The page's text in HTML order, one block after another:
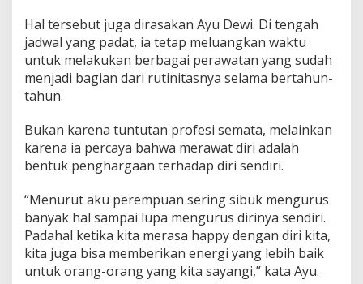
Hal tersebut juga dirasakan Ayu Dewi. Di tengah
jadwal yang padat, ia tetap meluangkan waktu
untuk melakukan berbagai perawatan yang sudah
menjadi bagian dari rutinitasnya selama bertahun-
tahun.
Bukan karena tuntutan profesi semata, melainkan
karena ia percaya bahwa merawat diri adalah
bentuk penghargaan terhadap diri sendiri.
“Menurut aku perempuan sering sibuk mengurus
banyak hal sampai lupa mengurus dirinya sendiri.
Padahal ketika kita merasa happy dengan diri kita,
kita juga bisa memberikan energi yang lebih baik
untuk orang-orang yang kita sayangi,” kata Ayu.